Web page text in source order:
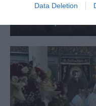
Data Deletion
Χειροθεσία
Πινακάτες